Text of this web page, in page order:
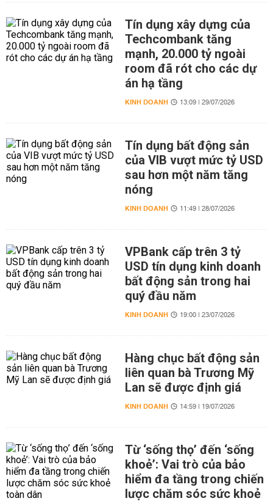
Tín dụng xây dựng của
Techcombank tăng
mạnh, 20.000 tỷ ngoài
room đã rót cho các dự
án hạ tầng
KINH DOANH 13:09 | 29/07/2026
Tín dụng bất động sản
của VIB vượt mức tỷ USD
sau hơn một năm tăng
nóng
KINH DOANH 11:49 | 28/07/2026
VPBank cấp trên 3 tỷ
USD tín dụng kinh doanh
bất động sản trong hai
quý đầu năm
KINH DOANH 19:00 | 23/07/2026
Hàng chục bất động sản
liên quan bà Trương Mỹ
Lan sẽ được định giá
KINH DOANH 14:59 | 19/07/2026
Từ ‘sống thọ’ đến ‘sống
khoẻ’: Vai trò của bảo
hiểm đa tầng trong chiến
lược chăm sóc sức khoẻ